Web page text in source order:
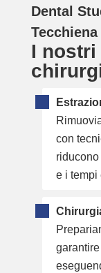
Dental
Tecchiena
I
con
e i tempi